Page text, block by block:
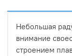
Небольшая
внимание
строением